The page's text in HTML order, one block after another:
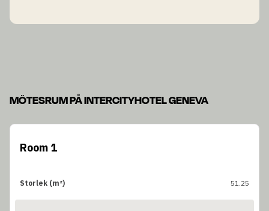
MÖTESRUM PÅ INTERCITYHOTEL GENEVA
Room 1
Storlek (m²) 51.25